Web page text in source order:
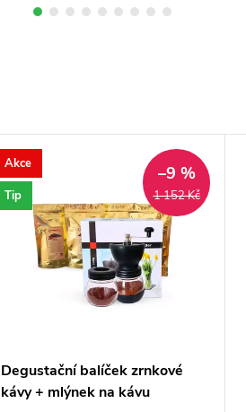
Akce
Tip
1 152 Kč
–9 %
Degustační balíček zrnkové
kávy + mlýnek na kávu